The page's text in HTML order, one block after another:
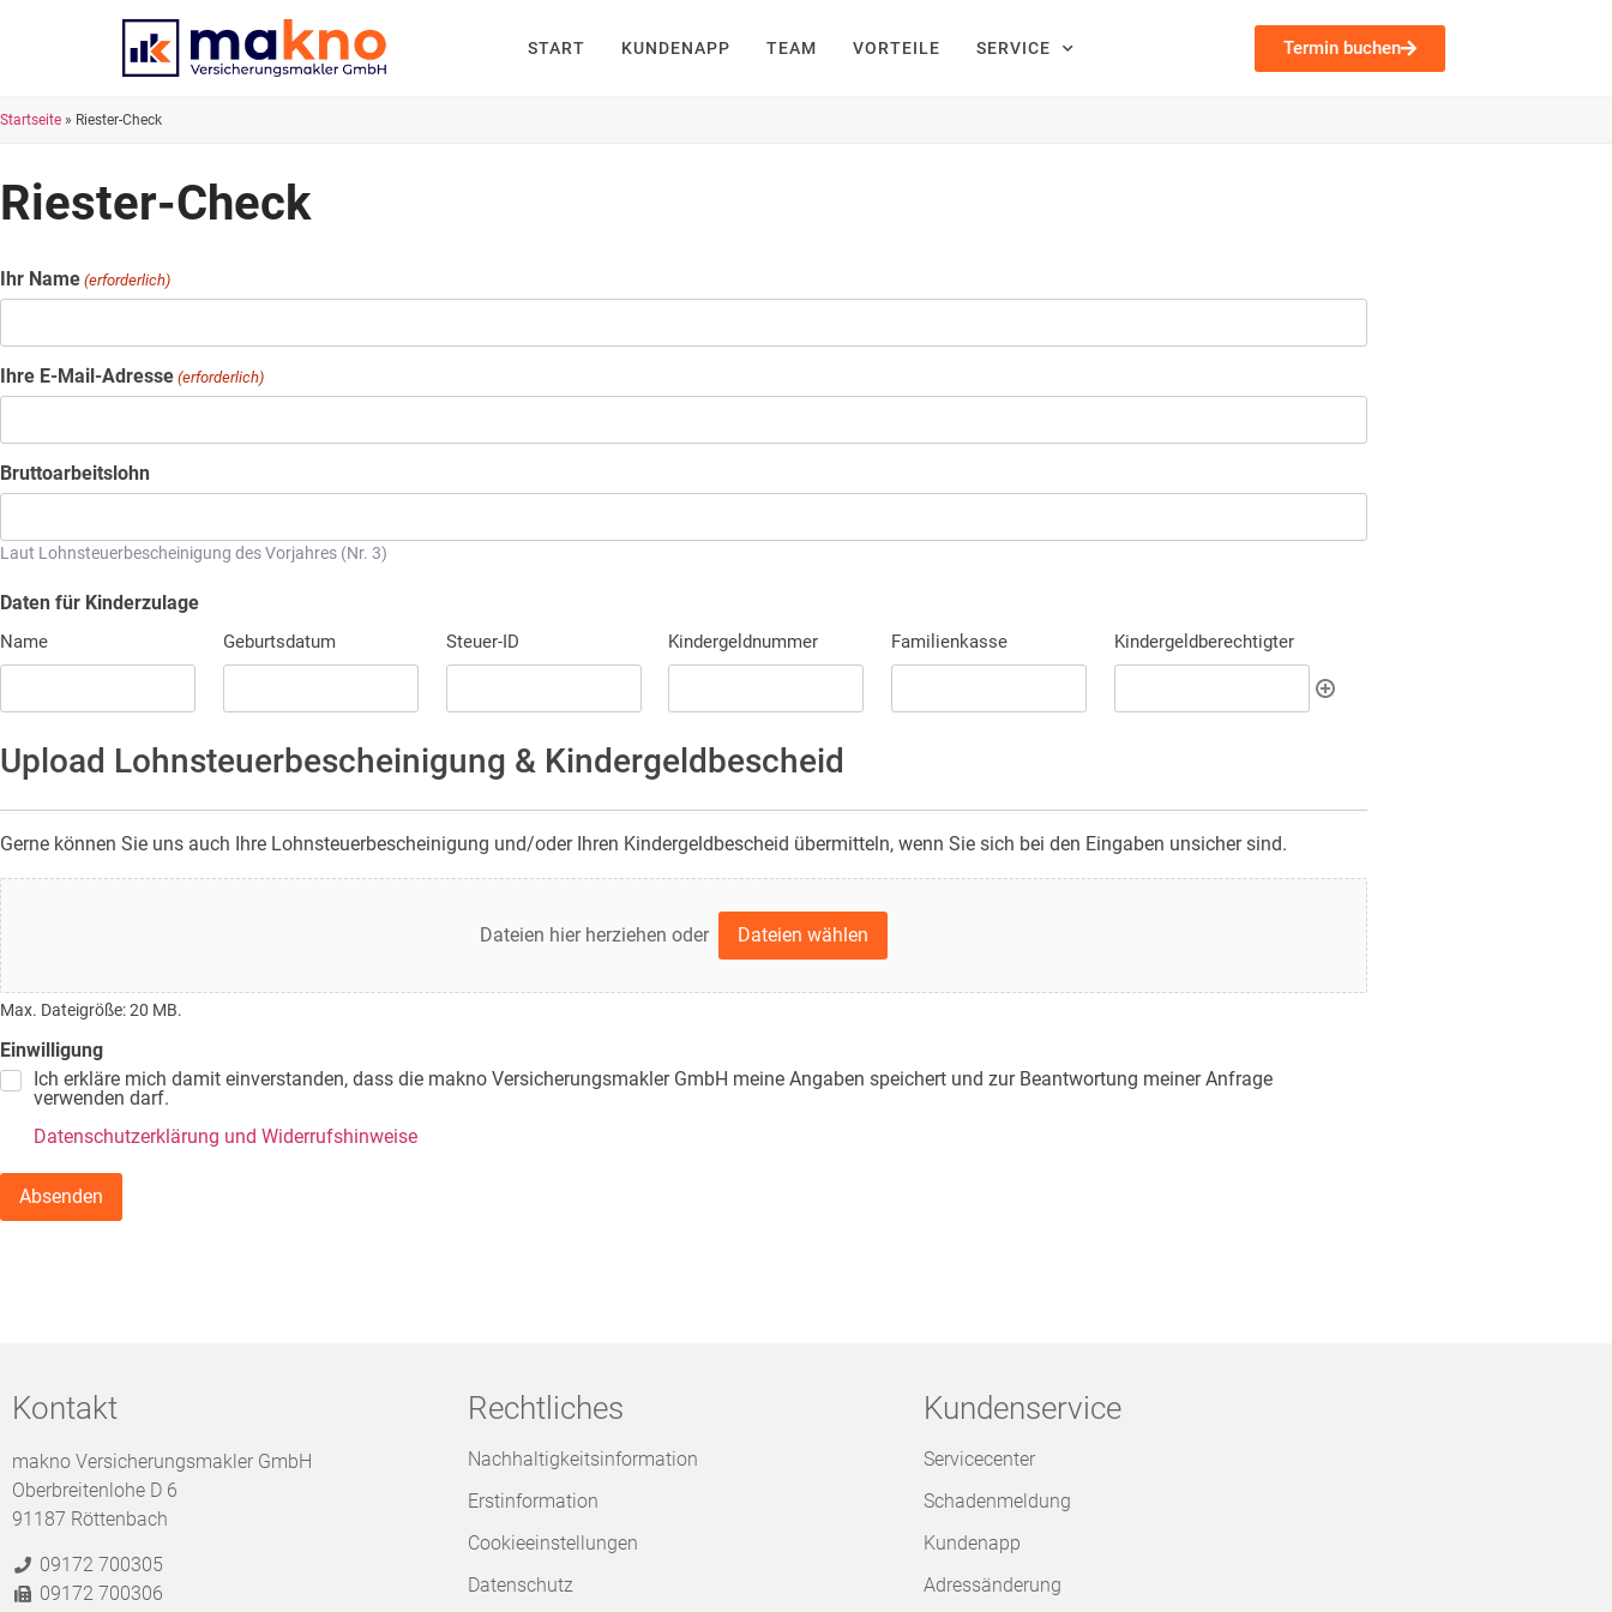
START KUNDENAPP TEAM VORTEILE SERVICE Termin buchen
Startseite » Riester-Check
Riester-Check
Ihr Name (erforderlich)
Ihre E-Mail-Adresse (erforderlich)
Bruttoarbeitslohn
Laut Lohnsteuerbescheinigung des Vorjahres (Nr. 3)
Daten für Kinderzulage
Name Geburtsdatum Steuer-ID Kindergeldnummer Familienkasse Kindergeldberechtigter
Upload Lohnsteuerbescheinigung & Kindergeldbescheid
Gerne können Sie uns auch Ihre Lohnsteuerbescheinigung und/oder Ihren Kindergeldbescheid übermitteln, wenn Sie sich bei den Eingaben unsicher sind.
Upload
Lohnsteuerbescheinigung
Dateien hier herziehen oder
Dateien wählen
Max. Dateigröße: 20 MB.
Einwilligung
Ich erkläre mich damit einverstanden, dass die makno Versicherungsmakler GmbH meine Angaben speichert und zur Beantwortung meiner Anfrage
verwenden darf.
Datenschutzerklärung und Widerrufshinweise
Kontakt
makno Versicherungsmakler GmbH
Oberbreitenlohe D 6
91187 Röttenbach
09172 700305
09172 700306
Rechtliches
Nachhaltigkeitsinformation
Erstinformation
Cookieeinstellungen
Datenschutz
Kundenservice
Servicecenter
Schadenmeldung
Kundenapp
Adressänderung